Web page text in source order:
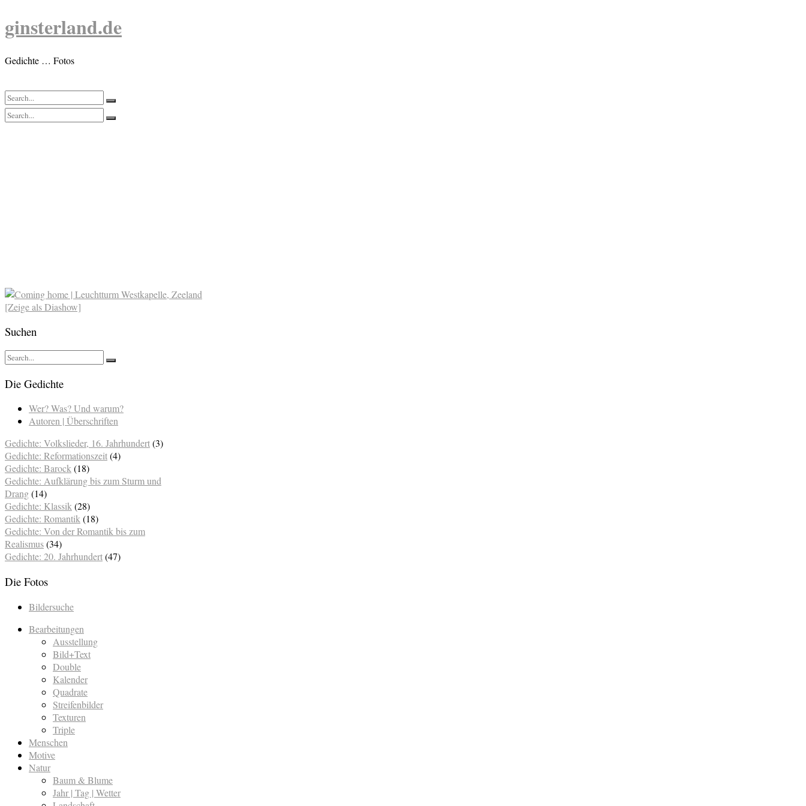
Skip
to
ginsterland.de
Gedichte … Fotos
[Zeige als Diashow]
Suchen
Die Gedichte
Wer? Was? Und warum?
Autoren | Überschriften
Gedichte: Volkslieder, 16. Jahrhundert(3)
Gedichte: Reformationszeit(4)
Gedichte: Barock(18)
Gedichte: Aufklärung bis zum Sturm und
Drang(14)
Gedichte: Klassik(28)
Gedichte: Romantik(18)
Gedichte: Von der Romantik bis zum
Realismus(34)
Gedichte: 20. Jahrhundert(47)
Die Fotos
Bildersuche
Bearbeitungen
Ausstellung
Bild+Text
Double
Kalender
Quadrate
Streifenbilder
Texturen
Triple
Menschen
Motive
Natur
Baum & Blume
Jahr | Tag | Wetter